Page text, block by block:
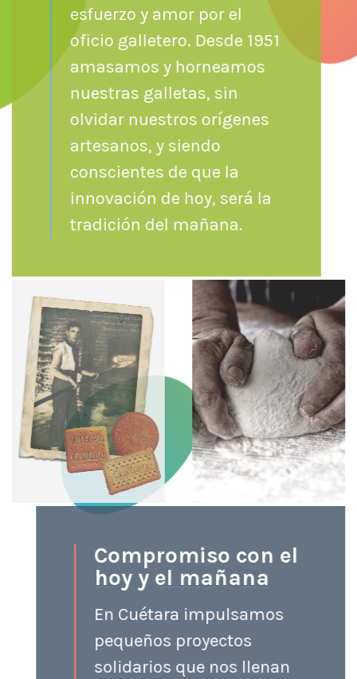
esfuerzo y amor por el
oficio galletero. Desde 1951
amasamos y horneamos
nuestras galletas, sin
olvidar nuestros orígenes
artesanos, y siendo
conscientes de que la
innovación de hoy, será la
tradición del mañana.
Compromiso con el
hoy y el mañana
En Cuétara impulsamos
pequeños proyectos
solidarios que nos llenan